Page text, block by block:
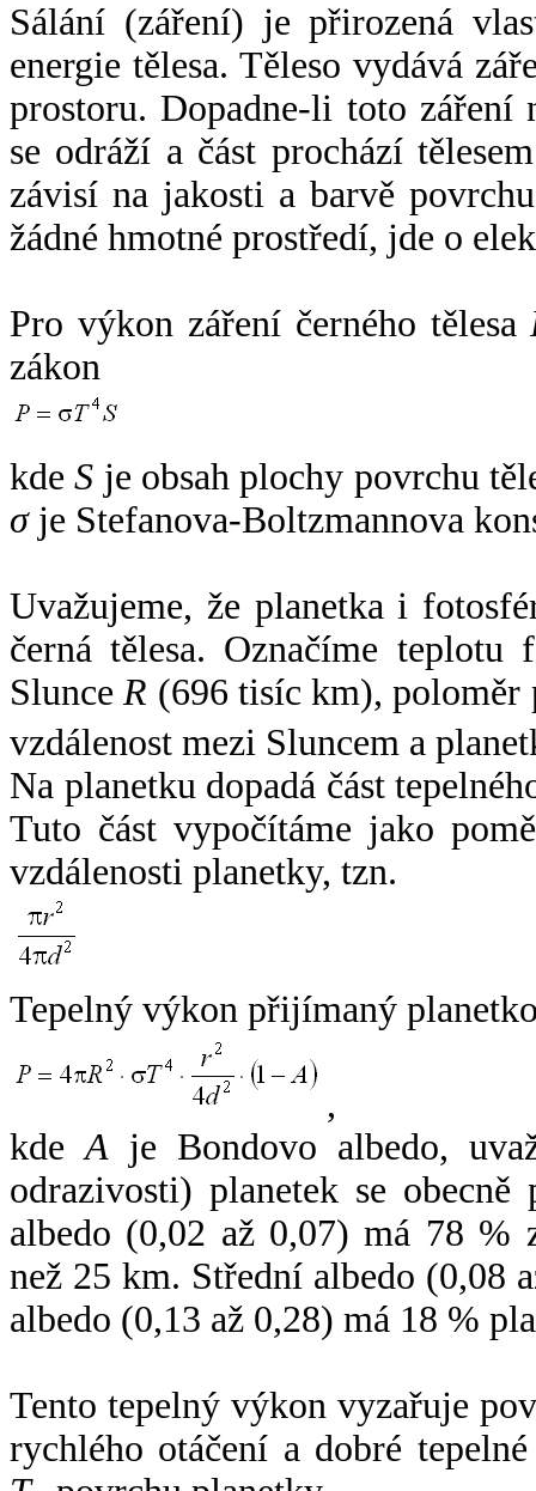
Sálání (záření) je přirozená
energie tělesa. Těleso vydává
prostoru. Dopadne-li toto záření
se odráží a část prochází
závisí na jakosti a barvě
žádné hmotné prostředí, jde o
Pro výkon záření černého tělesa
zákon
kdeS je obsah plochy povrchu
σje Stefanova-Boltzmannova
Uvažujeme, že planetka i
černá tělesa. Označíme
SlunceR (696 tisíc km),
vzdálenost mezi Sluncem a
Na planetku dopadá část
Tuto část vypočítáme jako
vzdálenosti planetky, tzn.
Tepelný výkon přijímaný
,
kdeA je Bondovo albedo,
odrazivosti) planetek se
albedo (0,02 až 0,07) má 78 %
než 25 km. Střední albedo (0,08
albedo (0,13 až 0,28) má 18 %
Tento tepelný výkon vyzařuje
rychlého otáčení a dobré